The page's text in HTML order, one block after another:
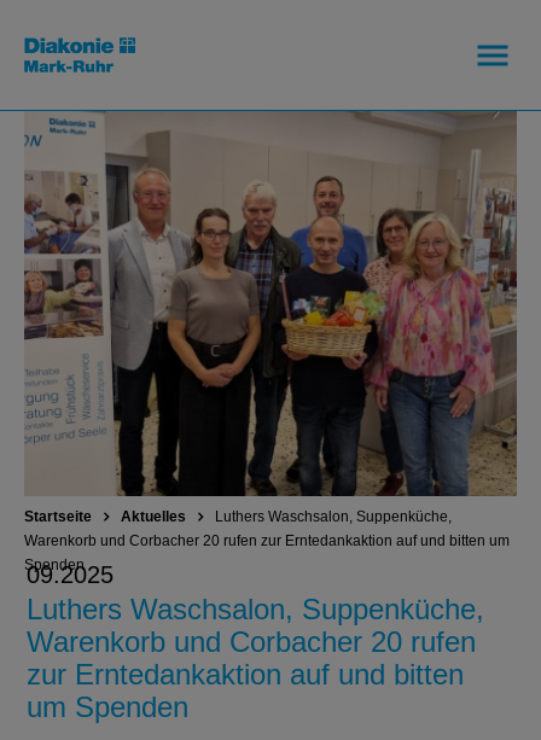
Startseite Aktuelles
Luthers Waschsalon, Suppenküche,
Warenkorb und Corbacher 20 rufen zur Erntedankaktion auf und bitten um
Spenden
09.2025
Luthers Waschsalon, Suppenküche,
Warenkorb und Corbacher 20 rufen
zur Erntedankaktion auf und bitten
um Spenden